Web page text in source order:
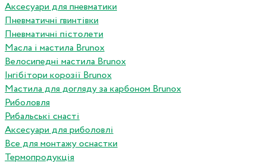
Аксесуари для пневматики
Пневматичні гвинтівки
Пневматичні пістолети
Масла і мастила Brunox
Велосипедні мастила Brunox
Інгібітори корозії Brunox
Мастила для догляду за карбоном Brunox
Риболовля
Рибальські снасті
Аксесуари для риболовлі
Все для монтажу оснастки
Термопродукція